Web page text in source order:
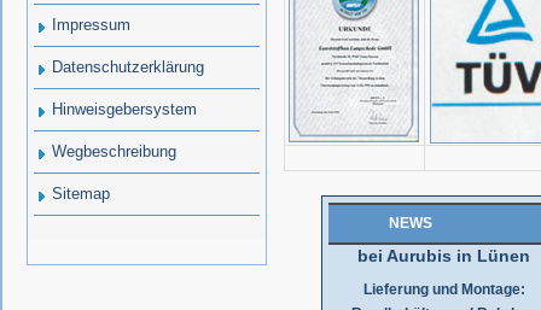
Impressum
Datenschutzerklärung
Hinweisgebersystem
Wegbeschreibung
Sitemap
NEWS
Wir haben es geschafft!
Großauftrag von SMS in nur 2
Monaten ausgeliefert..
..mehr
Sanierung der
bei Aurubis in Lünen
Rundbehälter und Rohrbau